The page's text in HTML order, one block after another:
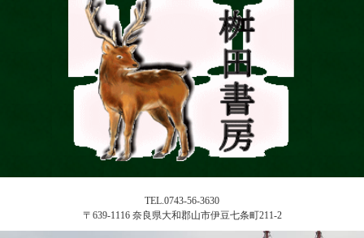
TEL.0743-56-3630
〒639-1116 奈良県大和郡山市伊豆七条町211-2